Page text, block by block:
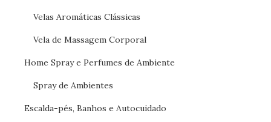
Velas Aromáticas Clássicas
Vela de Massagem Corporal
Home Spray e Perfumes de Ambiente
Spray de Ambientes
Escalda-pés, Banhos e Autocuidado